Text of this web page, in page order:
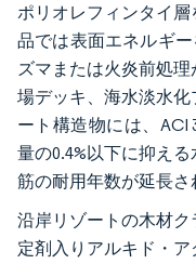
ポリオレフィンタイ
品では表面エネルギ
ズマまたは火炎前処
場デッキ、海水淡水
ート構造物には、ACI
量の0.4%以下に抑え
筋の耐用年数が延長さ
沿岸リゾートの木材
定剤入りアルキド・ア